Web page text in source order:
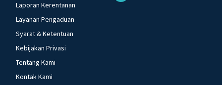
Laporan Kerentanan
Layanan Pengaduan
Syarat & Ketentuan
Kebijakan Privasi
Tentang Kami
Kontak Kami